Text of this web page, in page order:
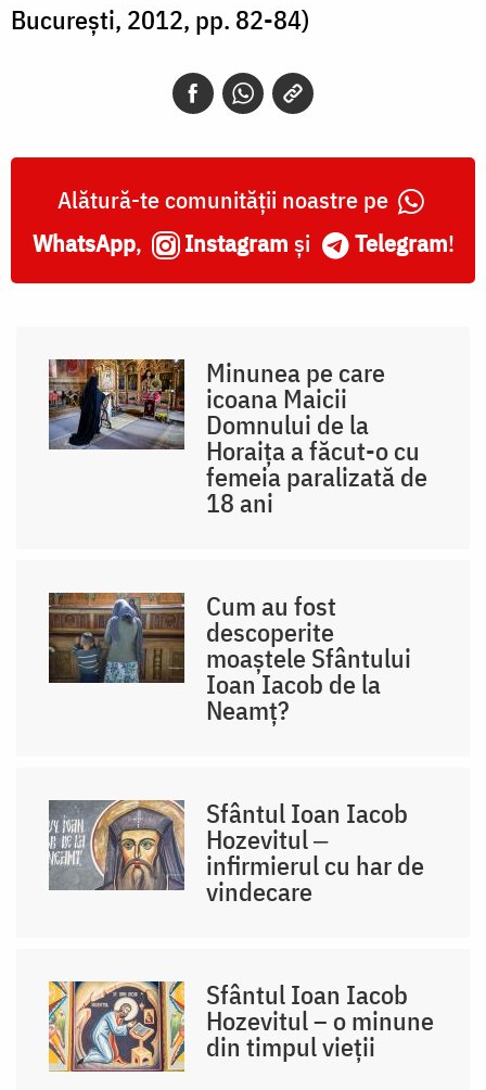
București, 2012, pp. 82-84)
Alătură-te comunității noastre pe
WhatsApp, Instagram și Telegram!
Minunea pe care
icoana Maicii
Domnului de la
Horaița a făcut-o cu
femeia paralizată de
18 ani
Cum au fost
descoperite
moaștele Sfântului
Ioan Iacob de la
Neamț?
Sfântul Ioan Iacob
Hozevitul ‒
infirmierul cu har de
vindecare
Sfântul Ioan Iacob
Hozevitul – o minune
din timpul vieții